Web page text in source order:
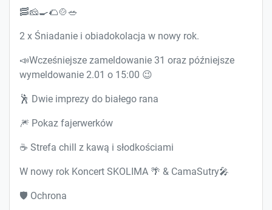
🥓🧀🍳🌮🍲🥗
2 x Śniadanie i obiadokolacja w nowy rok.
📣Wcześniejsze zameldowanie 31 oraz późniejsze
wymeldowanie 2.01 o 15:00 😉
🕺 Dwie imprezy do białego rana
🎆 Pokaz fajerwerków
☕ Strefa chill z kawą i słodkościami
W nowy rok Koncert SKOLIMA 🌴 & CamaSutry🎤
🛡️ Ochrona